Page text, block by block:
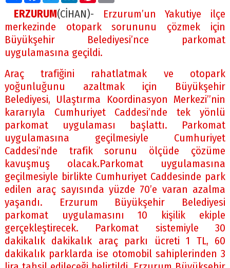
ERZURUM(CİHAN)- Erzurum’un Yakutiye ilçe
merkezinde otopark sorununu çözmek için
Büyükşehir Belediyesi’nce parkomat
uygulamasına geçildi.
Araç trafiğini rahatlatmak ve otopark
yoğunluğunu azaltmak için Büyükşehir
Belediyesi, Ulaştırma Koordinasyon Merkezi”nin
kararıyla Cumhuriyet Caddesi’nde tek yönlü
parkomat uygulaması başlattı. Parkomat
uygulamasına geçilmesiyle Cumhuriyet
Caddesi’nde trafik sorunu ölçüde çözüme
kavuşmuş olacak.Parkomat uygulamasına
geçilmesiyle birlikte Cumhuriyet Caddesinde park
edilen araç sayısında yüzde 70’e varan azalma
yaşandı. Erzurum Büyükşehir Belediyesi
parkomat uygulamasını 10 kişilik ekiple
gerçekleştirecek. Parkomat sistemiyle 30
dakikalık dakikalık araç parkı ücreti 1 TL, 60
dakikalık parklarda ise otomobil sahiplerinden 3